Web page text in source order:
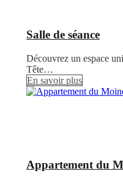
Salle de séance
Découvrez un espace
Tête…
En savoir plus
Appartement du